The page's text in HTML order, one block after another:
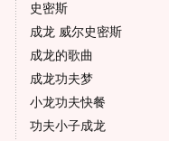
史密斯
成龙 威尔史密斯
成龙的歌曲
成龙功夫梦
小龙功夫快餐
功夫小子成龙